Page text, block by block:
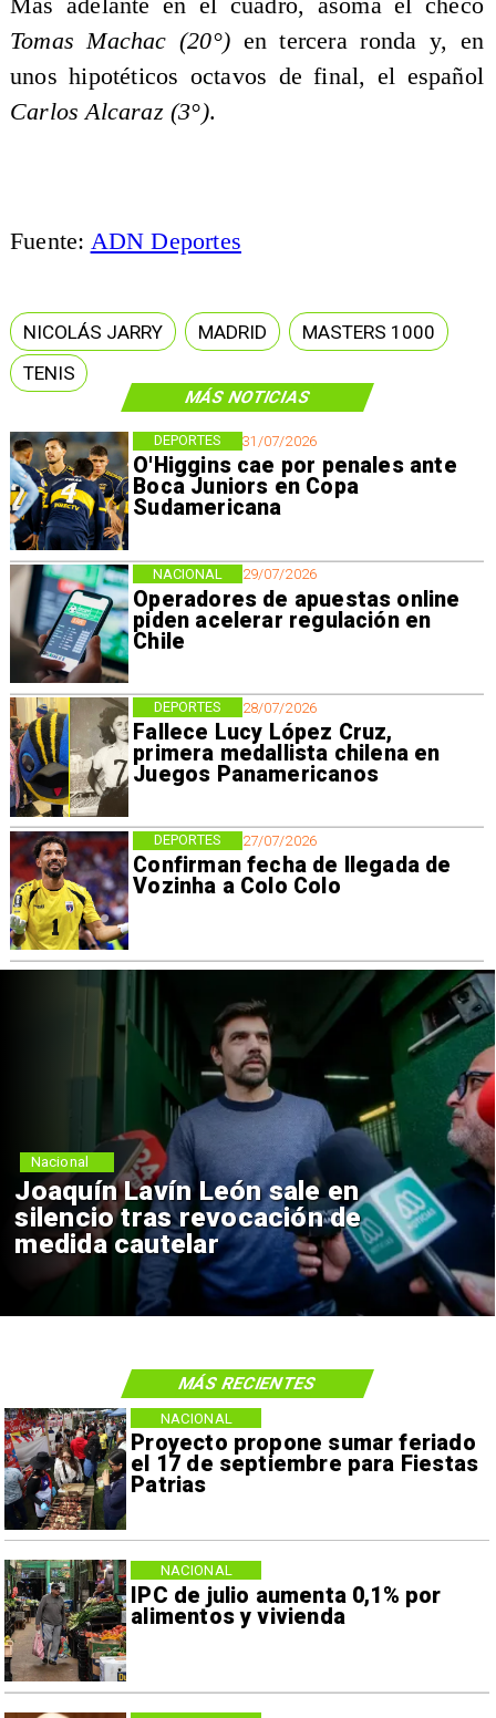
MÁS NOTICIAS
31/07/2026
O'Higgins cae por penales ante
Boca Juniors en Copa
Sudamericana
DEPORTES
29/07/2026
Operadores de apuestas online
piden acelerar regulación en
Chile
NACIONAL
28/07/2026
Fallece Lucy López Cruz,
primera medallista chilena en
Juegos Panamericanos
DEPORTES
27/07/2026
Confirman fecha de llegada de
Vozinha a Colo Colo
DEPORTES
Tomas Machac (20°) en tercera ronda y, en
unos hipotéticos octavos de final, el español
Carlos Alcaraz (3°).
Fuente: ADN Deportes
NICOLÁS JARRY MADRID
MASTERS 1000
TENIS
Joaquín Lavín León sale en
silencio tras revocación de
medida cautelar
Nacional
Proyecto propone sumar feriado
el 17 de septiembre para Fiestas
Patrias
NACIONAL
IPC de julio aumenta 0,1% por
alimentos y vivienda
NACIONAL
MÁS RECIENTES